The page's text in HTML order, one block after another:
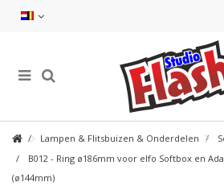
Lampen & Flitsbuizen & Onderdelen
B012 - Ring ø186mm voor elfo Softbox en
(ø144mm)